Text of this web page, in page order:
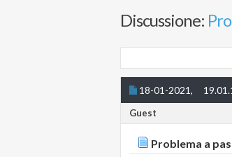
Discussione:
18-01-2021,
Guest
Problema a